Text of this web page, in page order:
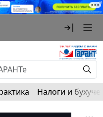
Налоги и